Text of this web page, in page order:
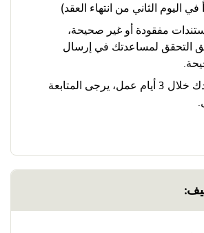
في اليوم الثاني من انتهاء العقد)
مفقودة أو غير صحيحة،
التحقق لمساعدتك في إرسال
إذا لم تستلم عقدك خلال 3 أيام عمل، يرجى المتابعة